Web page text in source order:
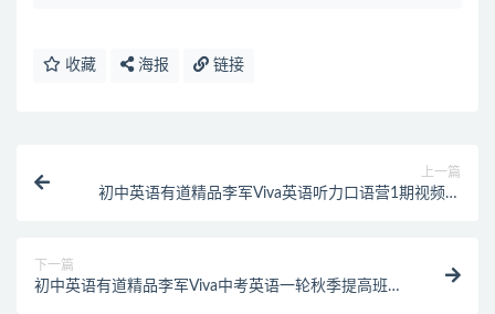
收藏 海报 链接
上一篇
初中英语有道精品李军Viva英语听力口语营1期视频课
下一篇
初中英语有道精品李军Viva中考英语一轮秋季提高班视